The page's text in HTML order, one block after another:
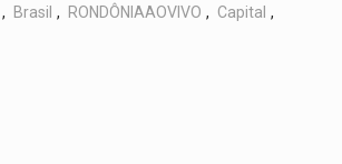
, Brasil , RONDÔNIAAOVIVO , Capital ,